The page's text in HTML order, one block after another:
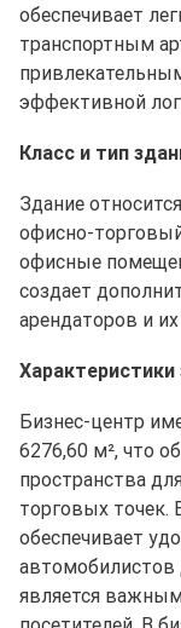
обеспечивает
транспортным
эффективной
Класс и тип
Здание
офисно-
офисные
создает
арендаторов и
Бизнес-центр
6276,60 м², что
пространства
торговых точек.
обеспечивает
автомобилистов
является